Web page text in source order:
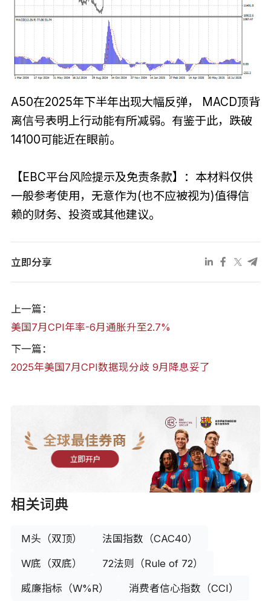
A50在2025年下半年出现大幅反弹， MACD顶背
离信号表明上行动能有所减弱。有鉴于此，跌破
14100可能近在眼前。
【EBC平台风险提示及免责条款】：本材料仅供
一般参考使用，无意作为(也不应被视为)值得信
赖的财务、投资或其他建议。
立即分享
上一篇：
美国7月CPI年率-6月通胀升至2.7%
下一篇：
2025年美国7月CPI数据现分歧 9月降息妥了
全球最佳券商
立即开户
相关词典
M头（双顶） 法国指数（CAC40）
W底（双底） 72法则（Rule of 72）
威廉指标（W%R） 消费者信心指数（CCI）